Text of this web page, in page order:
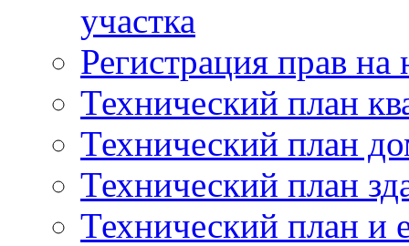
участка
Регистрация прав
Технический план
Технический план
Технический план
Технический план и